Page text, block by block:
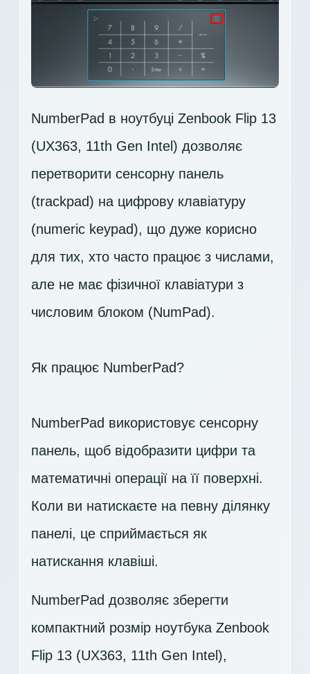
NumberPad в ноутбуці Zenbook Flip 13
(UX363, 11th Gen Intel) дозволяє
перетворити сенсорну панель
(trackpad) на цифрову клавіатуру
(numeric keypad), що дуже корисно
для тих, хто часто працює з числами,
але не має фізичної клавіатури з
числовим блоком (NumPad).
Як працює NumberPad?
NumberPad використовує сенсорну
панель, щоб відобразити цифри та
математичні операції на її поверхні.
Коли ви натискаєте на певну ділянку
панелі, це сприймається як
натискання клавіші.
NumberPad дозволяє зберегти
компактний розмір ноутбука Zenbook
Flip 13 (UX363, 11th Gen Intel),